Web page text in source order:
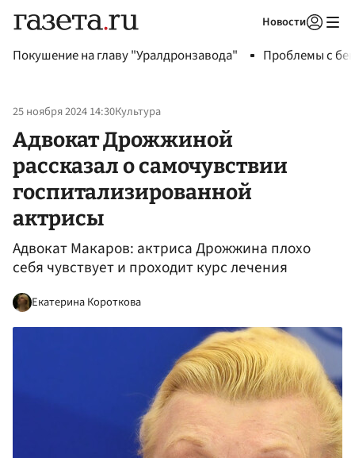
Новости
Покушение на главу "Уралдронзавода" Проблемы с
25 ноября 2024 14:30Культура
Адвокат Дрожжиной
рассказал о самочувствии
госпитализированной
актрисы
Адвокат Макаров: актриса Дрожжина плохо
себя чувствует и проходит курс лечения
Екатерина Короткова